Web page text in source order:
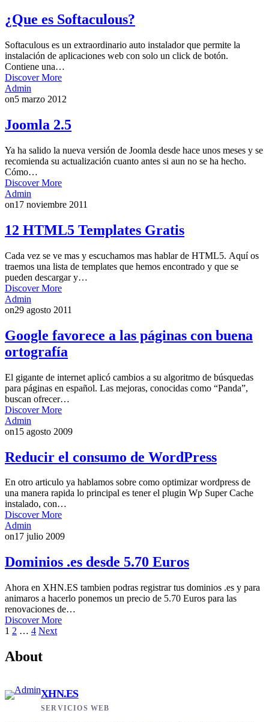
¿Que es Softaculous?
Softaculous es un extraordinario auto instalador que permite la
instalación de aplicaciones web con solo un click de botón.
Contiene una…
Discover More
Admin
on5 marzo 2012
Joomla 2.5
Ya ha salido la nueva versión de Joomla desde hace unos meses y se
recomienda su actualización cuanto antes si aun no se ha hecho.
Cómo…
Discover More
Admin
on17 noviembre 2011
12 HTML5 Templates Gratis
Cada vez se ve mas y escuchamos mas hablar de HTML5. Aquí os
traemos una lista de templates que hemos encontrado y que se
pueden descargar y…
Discover More
Admin
on29 agosto 2011
Google favorece a las páginas con buena
ortografía
El gigante de internet aplicó cambios a su algoritmo de búsquedas
para páginas en español. Las mejoras, conocidas como “Panda”,
buscan ofrecer…
Discover More
Admin
on15 agosto 2009
Reducir el consumo de WordPress
En otro articulo ya hablamos sobre como optimizar wordpress de
una manera rapida lo principal es tener el plugin Wp Super Cache
instalado, con…
Discover More
Admin
on17 julio 2009
Dominios .es desde 5.70 Euros
Ahora en XHN.ES tambien podras registrar tus dominios .es y para
animaros a hacerlo ponemos un precio de 5.70 Euros para las
renovaciones de…
Discover More
Paginación
de
entradas
1 2 … 4 Next
About
XHN.ES
SERVICIOS WEB